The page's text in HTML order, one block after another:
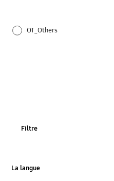
OT_Others
Filtre
La langue